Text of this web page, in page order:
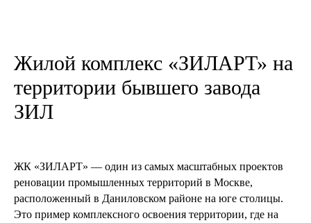
Жилой комплекс «ЗИЛАРТ» на
территории бывшего завода
ЗИЛ
ЖК «ЗИЛАРТ» — один из самых масштабных проектов
реновации промышленных территорий в Москве,
расположенный в Даниловском районе на юге столицы.
Это пример комплексного освоения территории, где на